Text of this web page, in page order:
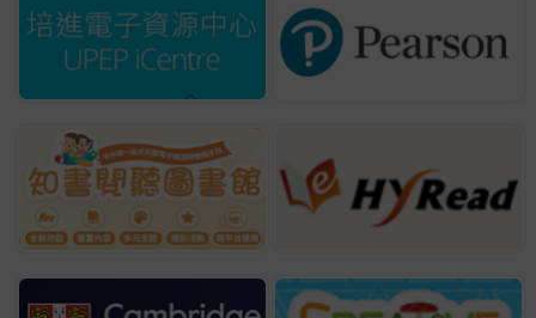
2025/26 公益少年團中國象
棋大賽
殿軍
童心祝福 利是封設計比賽
2026
成績: